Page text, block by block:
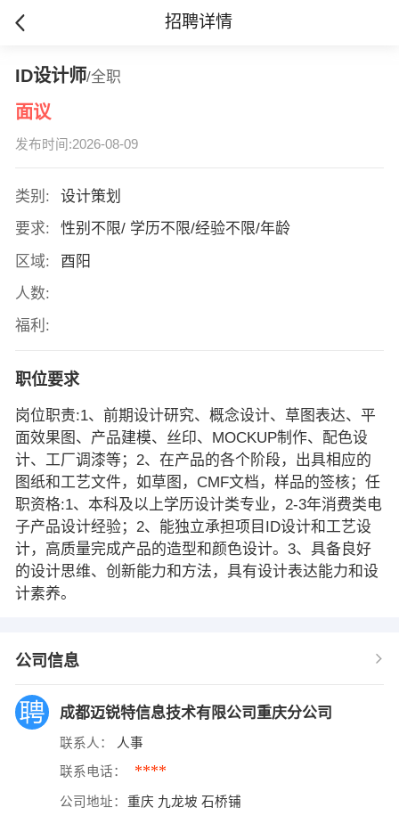
招聘详情
ID设计师/全职
面议
发布时间:2026-08-09
类别:
设计策划
要求:
性别不限/ 学历不限/经验不限/年龄
区域:
酉阳
人数:
福利:
职位要求
岗位职责:1、前期设计研究、概念设计、草图表达、平
面效果图、产品建模、丝印、MOCKUP制作、配色设
计、工厂调漆等；2、在产品的各个阶段，出具相应的
图纸和工艺文件，如草图，CMF文档，样品的签核；任
职资格:1、本科及以上学历设计类专业，2-3年消费类电
子产品设计经验；2、能独立承担项目ID设计和工艺设
计，高质量完成产品的造型和颜色设计。3、具备良好
的设计思维、创新能力和方法，具有设计表达能力和设
计素养。
公司信息
成都迈锐特信息技术有限公司重庆分公司
联系人： 人事
联系电话： ****
公司地址： 重庆 九龙坡 石桥铺